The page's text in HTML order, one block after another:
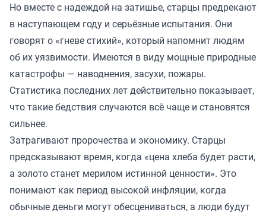
Но вместе с надеждой на затишье, старцы предрекают
в наступающем году и серьёзные испытания. Они
говорят о «гневе стихий», который напомнит людям
об их уязвимости. Имеются в виду мощные природные
катастрофы — наводнения, засухи, пожары.
Статистика последних лет действительно показывает,
что такие бедствия случаются всё чаще и становятся
сильнее.
Затрагивают пророчества и экономику. Старцы
предсказывают время, когда «цена хлеба будет расти,
а золото станет мерилом истинной ценности». Это
понимают как период высокой инфляции, когда
обычные деньги могут обесцениваться, а люди будут